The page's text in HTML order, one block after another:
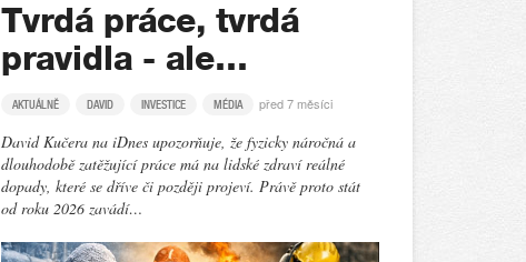
Tvrdá práce, tvrdá
pravidla - ale…
AKTUÁLNĚ DAVID INVESTICE MÉDIA před 7 měsíci
David Kučera na iDnes upozorňuje, že fyzicky náročná a
dlouhodobě zatěžující práce má na lidské zdraví reálné
dopady, které se dříve či později projeví. Právě proto stát
od roku 2026 zavádí…